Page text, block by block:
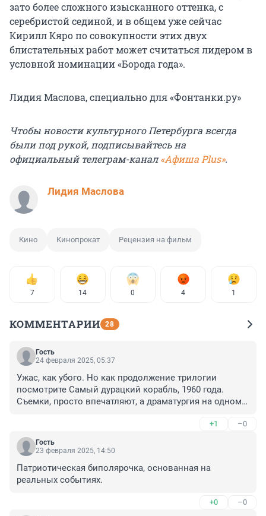
зато более сложного изысканного оттенка, с
серебристой сединой, и в общем уже сейчас
Кирилл Кяро по совокупности этих двух
блистательных работ может считаться лидером в
условной номинации «Борода года».
Лидия Маслова, специально для «Фонтанки.ру»
Чтобы новости культурного Петербурга всегда
были под рукой, подписывайтесь на
официальный телеграм-канал«Афиша Plus».
Лидия Маслова
Кино Кинопрокат Рецензия на фильм
7 14 0 4 1
КОММЕНТАРИИ 28
Гость
24 февраля 2025, 05:37
Ужас, как убого. Но как продолжение трилогии
посмотрите Самый дурацкий корабль, 1960 года.
Съемки, просто впечатляют, а драматургия на одном
+1 –0
Гость
23 февраля 2025, 14:50
Патриотическая биполярочка, основанная на
реальных событиях.
+0 –0